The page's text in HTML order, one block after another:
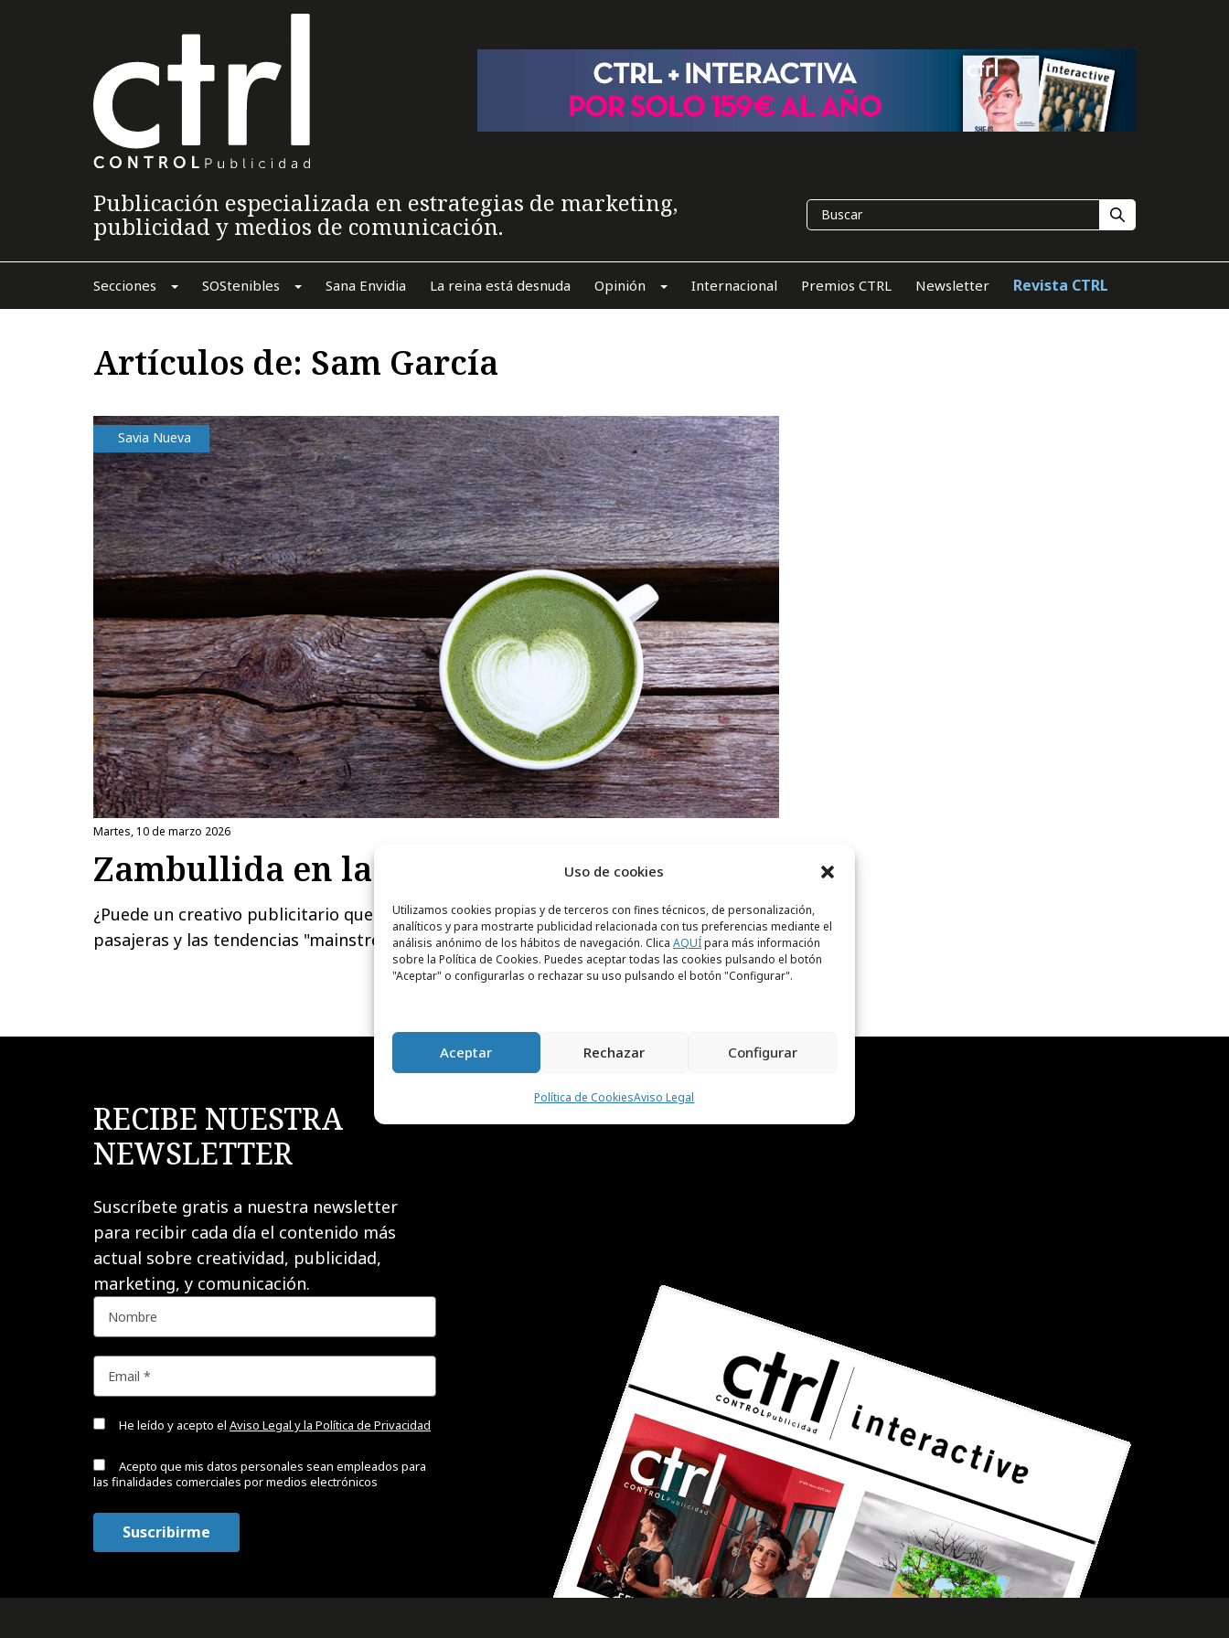
Uso de cookies
Utilizamos cookies propias y de terceros con fines técnicos, de personalización,
analíticos y para mostrarte publicidad relacionada con tus preferencias mediante el
análisis anónimo de los hábitos de navegación. Clica AQUÍpara más información
sobre la Política de Cookies. Puedes aceptar todas las cookies pulsando el botón
"Aceptar" o configurarlas o rechazar su uso pulsando el botón "Configurar".
Aceptar Rechazar Configurar
Política de CookiesAviso Legal
Publicación especializada en estrategias de marketing,
publicidad y medios de comunicación.
Secciones SOStenibles Sana Envidia La reina está desnuda Opinión Internacional Premios CTRL Newsletter Revista CTRL
Artículos de: Sam García
Savia Nueva
martes, 10 de marzo 2026
Zambullida en la charca
¿Puede un creativo publicitario que se precie beber de la charca de las modas
pasajeras y las tendencias "mainstream"?
RECIBE NUESTRA
NEWSLETTER
Suscríbete gratis a nuestra newsletter
para recibir cada día el contenido más
actual sobre creatividad, publicidad,
marketing, y comunicación.
He leído y acepto el Aviso Legal y la Política de Privacidad
Acepto que mis datos personales sean empleados para
las finalidades comerciales por medios electrónicos